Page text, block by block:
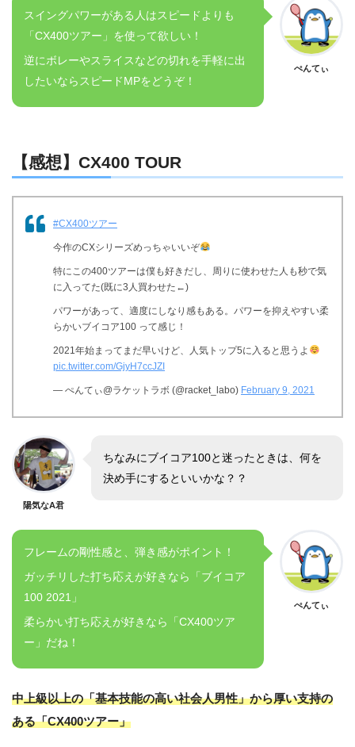
スイングパワーがある人はスピードよりも
「CX400ツアー」を使って欲しい！
逆にボレーやスライスなどの切れを手軽に出
したいならスピードMPをどうぞ！
ぺんてぃ
【感想】CX400 TOUR
#CX400ツアー
今作のCXシリーズめっちゃいいぞ
特にこの400ツアーは僕も好きだし、周りに使わせた人も秒で気
に入ってた(既に3人買わせた←)
パワーがあって、適度にしなり感もある。パワーを抑えやすい柔
らかいブイコア100 って感じ！
2021年始まってまだ早いけど、人気トップ5に入ると思うよ
pic.twitter.com/GjyH7ccJZI
— ぺんてぃ@ラケットラボ (@racket_labo) February 9, 2021
陽気なA君
ちなみにブイコア100と迷ったときは、何を
決め手にするといいかな？？
フレームの剛性感と、弾き感がポイント！
ガッチリした打ち応えが好きなら「ブイコア
100 2021」
柔らかい打ち応えが好きなら「CX400ツア
ー」だね！
ぺんてぃ
中上級以上の「基本技能の高い社会人男性」から厚い支持の
ある「CX400ツアー」